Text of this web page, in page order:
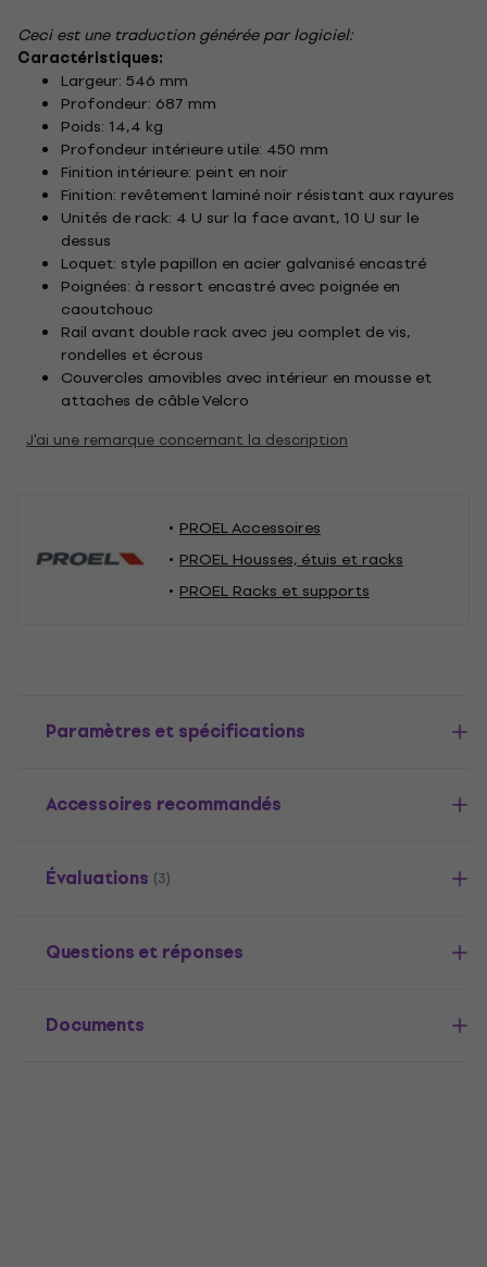
Ceci est une traduction générée par logiciel:
Caractéristiques:
Largeur: 546 mm
Profondeur: 687 mm
Poids: 14,4 kg
Profondeur intérieure utile: 450 mm
Finition intérieure: peint en noir
Finition: revêtement laminé noir résistant aux rayures
Unités de rack: 4 U sur la face avant, 10 U sur le
dessus
Loquet: style papillon en acier galvanisé encastré
Poignées: à ressort encastré avec poignée en
caoutchouc
Rail avant double rack avec jeu complet de vis,
rondelles et écrous
Couvercles amovibles avec intérieur en mousse et
attaches de câble Velcro
J'ai une remarque concernant la description
PROEL Accessoires
PROEL Housses, étuis et racks
PROEL Racks et supports
Paramètres et spécifications
Accessoires recommandés
Évaluations (3)
Questions et réponses
Documents